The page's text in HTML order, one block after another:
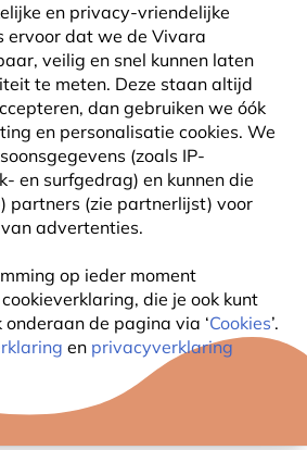
en privacy-vriendelijke
ervoor dat we de Vivara
veilig en snel kunnen laten
te meten. Deze staan altijd
dan gebruiken we óók
en personalisatie cookies. We
(zoals IP-
en surfgedrag) en kunnen die
partners (zie partnerlijst) voor
advertenties.
op ieder moment
die je ook kunt
onderaan de pagina via ‘Cookies’.
en privacyverklaring
DIERSOORTEN VOGELS
LIJSTER
viscivorus) is, zoals zijn